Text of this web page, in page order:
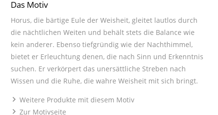
Das Motiv
Horus, die bärtige Eule der Weisheit, gleitet lautlos durch
die nächtlichen Weiten und behält stets die Balance wie
kein anderer. Ebenso tiefgründig wie der Nachthimmel,
bietet er Erleuchtung denen, die nach Sinn und Erkenntnis
suchen. Er verkörpert das unersättliche Streben nach
Wissen und die Ruhe, die wahre Weisheit mit sich bringt.
Weitere Produkte mit diesem Motiv
Zur Motivseite